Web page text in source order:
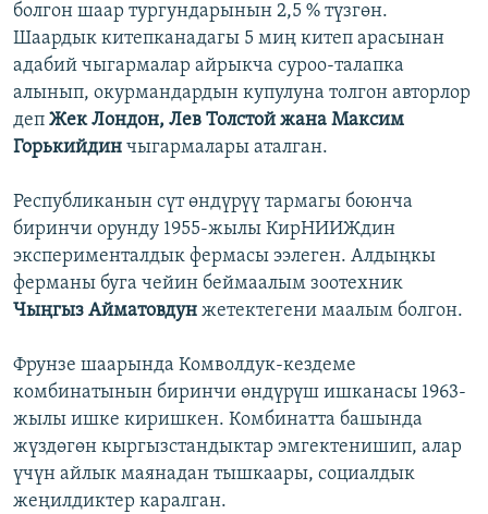
болгон шаар тургундарынын 2,5 % түзгөн.
Шаардык китепканадагы 5 миң китеп арасынан
адабий чыгармалар айрыкча суроо-талапка
алынып, окурмандардын купулуна толгон авторлор
деп Жек Лондон, Лев Толстой жана Максим
Горькийдин чыгармалары аталган.
Республиканын сүт өндүрүү тармагы боюнча
биринчи орунду 1955-жылы КирНИИЖдин
эксперименталдык фермасы ээлеген. Алдыңкы
ферманы буга чейин беймаалым зоотехник
Чыңгыз Айматовдун жетектегени маалым болгон.
Фрунзе шаарында Комволдук-кездеме
комбинатынын биринчи өндүрүш ишканасы 1963-
жылы ишке киришкен. Комбинатта башында
жүздөгөн кыргызстандыктар эмгектенишип, алар
үчүн айлык маянадан тышкаары, социалдык
жеңилдиктер каралган.